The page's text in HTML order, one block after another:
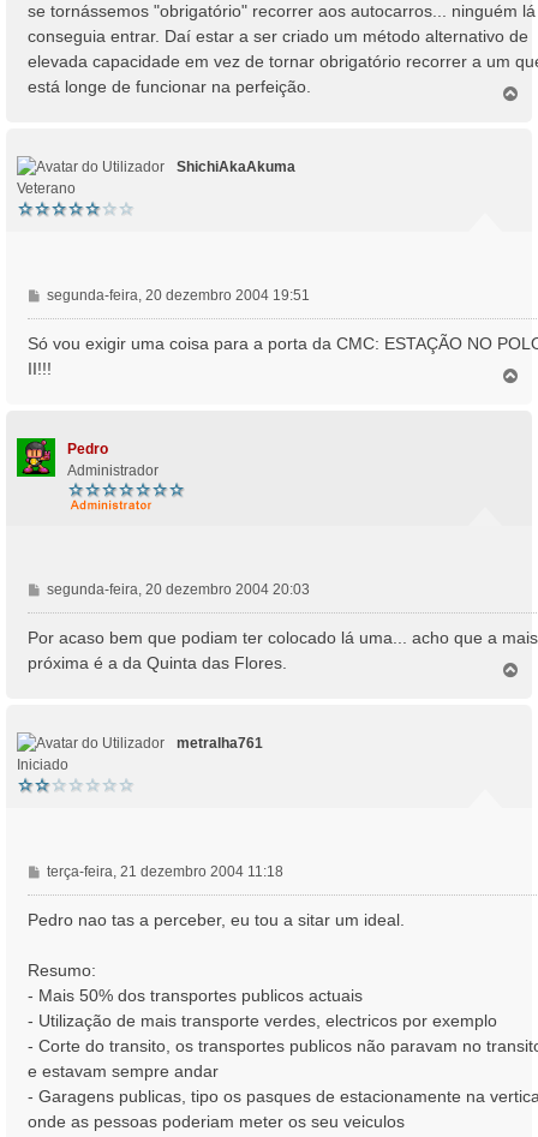
se tornássemos "obrigatório" recorrer aos autocarros... ninguém lá
conseguia entrar. Daí estar a ser criado um método alternativo de
elevada capacidade em vez de tornar obrigatório recorrer a um
está longe de funcionar na perfeição.
ShichiAkaAkuma
Veterano
M
e
n
s
m
segunda-feira, 20 dezembro 2004 19:51
Só vou exigir uma coisa para a porta da CMC: ESTAÇÃO NO
II!!!
Pedro
Administrador
M
e
n
s
m
segunda-feira, 20 dezembro 2004 20:03
Por acaso bem que podiam ter colocado lá uma... acho que a mais
próxima é a da Quinta das Flores.
metralha761
Iniciado
M
e
n
g
e
m
terça-feira, 21 dezembro 2004 11:18
Pedro nao tas a perceber, eu tou a sitar um ideal.
Resumo:
- Mais 50% dos transportes publicos actuais
- Utilização de mais transporte verdes, electricos por exemplo
- Corte do transito, os transportes publicos não paravam no
e estavam sempre andar
- Garagens publicas, tipo os pasques de estacionamente na
onde as pessoas poderiam meter os seu veiculos